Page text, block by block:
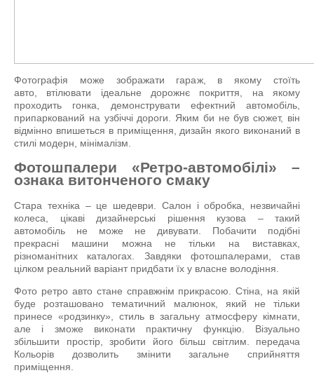
Фотографія може зображати гараж, в якому стоїть
авто, втілювати ідеальне дорожнє покриття, на якому
проходить гонка, демонструвати ефектний автомобіль,
припаркований на узбіччі дороги. Яким би не був сюжет, він
відмінно впишеться в приміщення, дизайн якого виконаний в
стилі модерн, мінімалізм.
Фотошпалери «Ретро-автомобілі» –
ознака витонченого смаку
Стара техніка – це шедеври. Салон і обробка, незвичайні
колеса, цікаві дизайнерські рішення кузова – такий
автомобіль не може не дивувати. Побачити подібні
прекрасні машини можна не тільки на виставках,
різноманітних каталогах. Завдяки фотошпалерами, став
цілком реальний варіант придбати їх у власне володіння.
Фото ретро авто стане справжнім прикрасою. Стіна, на якій
буде розташовано тематичний малюнок, який не тільки
принесе «родзинку», стиль в загальну атмосферу кімнати,
але і зможе виконати практичну функцію. Візуально
збільшити простір, зробити його більш світлим. передача
Кольорів дозволить змінити загальне сприйняття
приміщення.